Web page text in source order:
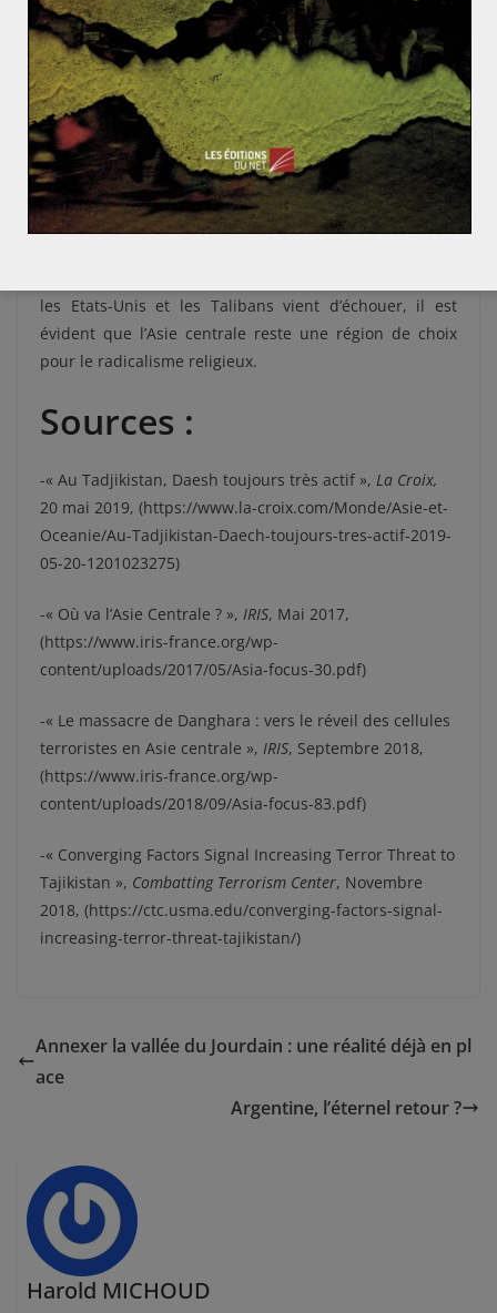
l’assaut des forces gouvernementales contre la prison.
Il s’agit du fils de Khalimov Gulmurod, ancien ministre
de la guerre de Daesh.
Dans une stratégie de reconquête médiatique, Daesh a
trouvé dans le pays un foyer de radicalisme religieux
qui constitue un vivier à fort potentiel pour son
organisation. Ce pays montagneux permet également à
l’organisation de ne pas financer des cellules presque
les Etats-Unis et les Talibans vient d’échouer, il est
évident que l’Asie centrale reste une région de choix
pour le radicalisme religieux.
Sources :
-« Au Tadjikistan, Daesh toujours très actif », La Croix,
20 mai 2019, (https://www.la-croix.com/Monde/Asie-et-
Oceanie/Au-Tadjikistan-Daech-toujours-tres-actif-2019-
05-20-1201023275)
-« Où va l’Asie Centrale ? », IRIS, Mai 2017,
(https://www.iris-france.org/wp-
content/uploads/2017/05/Asia-focus-30.pdf)
-« Le massacre de Danghara : vers le réveil des cellules
terroristes en Asie centrale », IRIS, Septembre 2018,
(https://www.iris-france.org/wp-
content/uploads/2018/09/Asia-focus-83.pdf)
-« Converging Factors Signal Increasing Terror Threat to
Tajikistan », Combatting Terrorism Center, Novembre
2018, (https://ctc.usma.edu/converging-factors-signal-
increasing-terror-threat-tajikistan/)
Annexer la vallée du Jourdain : une réalité déjà en pl
ace
Argentine, l’éternel retour ?
Harold MICHOUD